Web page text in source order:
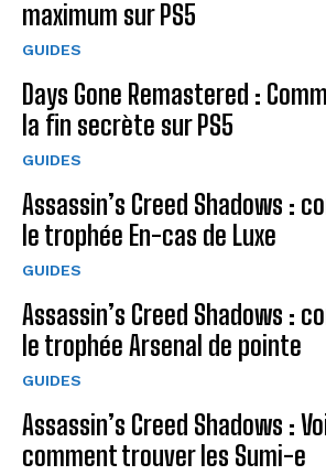
maximum sur PS5
GUIDES
Days Gone Remastered :
la fin secrète sur PS5
GUIDES
Assassin’s Creed Shadows :
le trophée En-cas de Luxe
GUIDES
Assassin’s Creed Shadows :
le trophée Arsenal de pointe
GUIDES
Assassin’s Creed Shadows :
comment trouver les Sumi-e